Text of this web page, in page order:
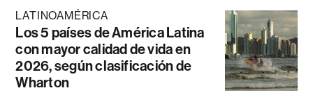
LATINOAMÉRICA
Los 5 países de América Latina
con mayor calidad de vida en
2026, según clasificación de
Wharton